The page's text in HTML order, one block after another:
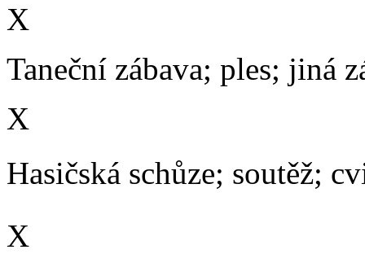
X
Taneční zábava; ples; jiná
X
Hasičská schůze; soutěž;
X